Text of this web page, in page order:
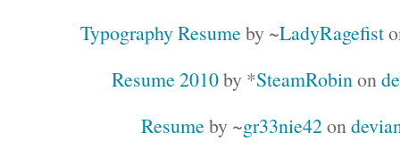
Typography Resume by ~LadyRagefist
Resume 2010by *SteamRobinon
Resume by ~gr33nie42on